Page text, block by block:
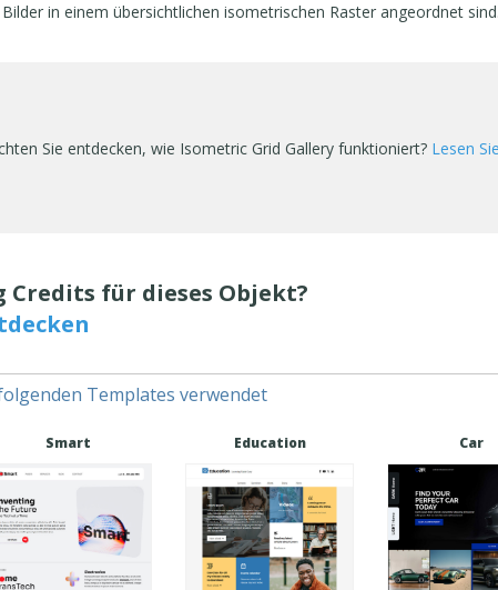
in einem übersichtlichen isometrischen Raster angeordnet sind.
Sie entdecken, wie Isometric Grid Gallery funktioniert? Lesen
Credits für dieses Objekt?
Templates verwendet
Smart Education Car